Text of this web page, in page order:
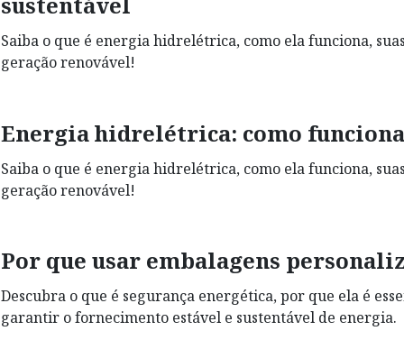
Saiba o que é energia hidrelétrica, como ela funciona,
geração renovável!
Energia hidrelétrica: como
Saiba o que é energia hidrelétrica, como ela funciona,
geração renovável!
Por que usar embalagens
Descubra o que é segurança energética, por que ela é
garantir o fornecimento estável e sustentável de energia.